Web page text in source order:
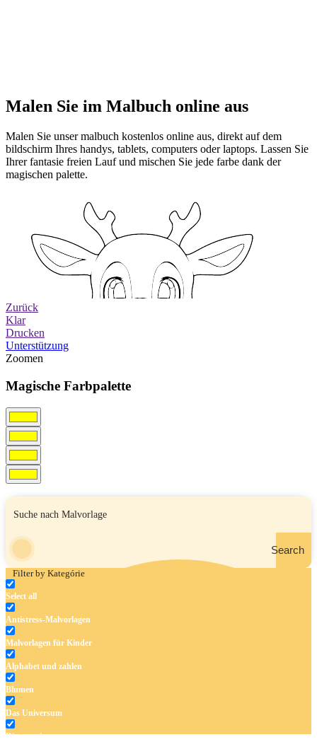
Malen Sie im Malbuch online aus
Malen Sie unser malbuch kostenlos online aus, direkt auf dem
bildschirm Ihres handys, tablets, computers oder laptops. Lassen Sie
Ihrer fantasie freien Lauf und mischen Sie jede farbe dank der
magischen palette.
Zurück
Klar
Drucken
Unterstützung
Zoomen
Magische Farbpalette
Search
Filter by Kategórie
Select all
Antistress-Malvorlagen
Malvorlagen für Kinder
Alphabet und zahlen
Blumen
Das Universum
Dinosaurier